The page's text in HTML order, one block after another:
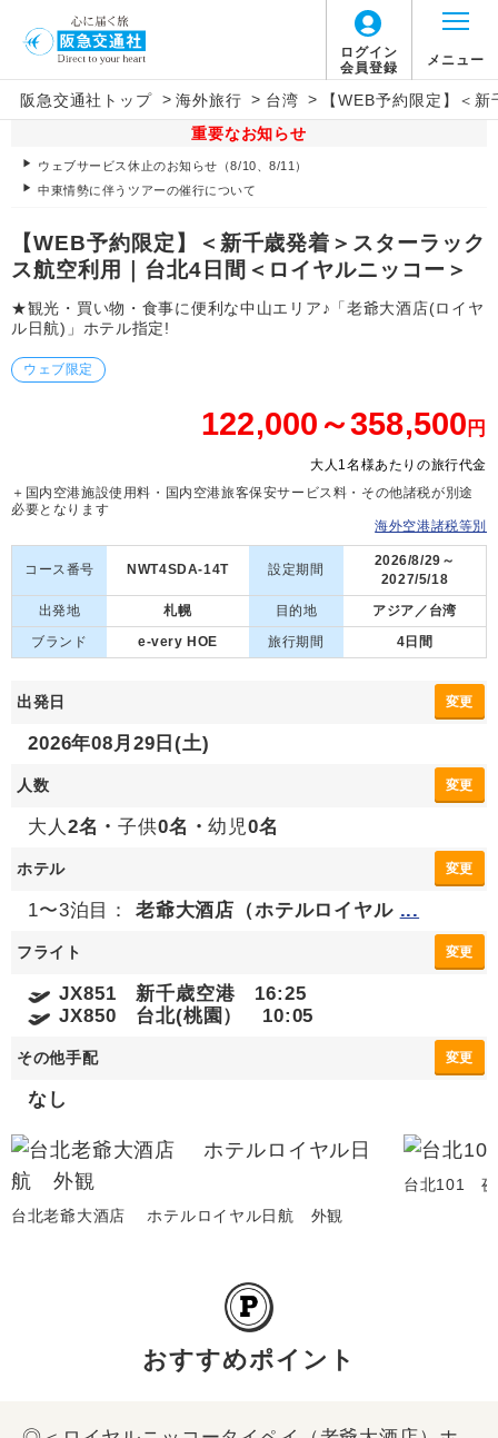
ログイン
会員登録
メニュー
阪急交通社トップ > 海外旅行 > 台湾 >
【WEB予約限定】＜
重要なお知らせ
ウェブサービス休止のお知らせ（8/10、8/11）
中東情勢に伴うツアーの催行について
【WEB予約限定】＜新千歳発着＞スターラック
ス航空利用｜台北4日間＜ロイヤルニッコー＞
★観光・買い物・食事に便利な中山エリア♪「老爺大酒店(ロイヤ
ル日航)」ホテル指定!
ウェブ限定
122,000～358,500 円
大人1名様あたりの旅行代金
＋国内空港施設使用料・国内空港旅客保安サービス料・その他諸税が別途
必要となります
海外空港諸税等別
コース番号 NWT4SDA-14T 設定期間
2026/8/29～
2027/5/18
出発地
札幌 目的地
アジア／台湾
ブランド
e-very HOE 旅行期間 4日間
出発日 変更
2026年08月29日(土)
人数 変更
大人 2名・子供0名・幼児0名
ホテル 変更
1〜3泊目： 老爺大酒店（ホテルロイヤル ...
フライト 変更
JX851 新千歳空港 16:25
JX850 台北(桃園） 10:05
その他手配 変更
なし
台北老爺大酒店 ホテルロイヤル日航 外観
台北101 夜
おすすめポイント